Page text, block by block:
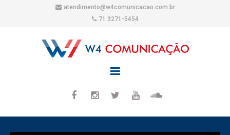
atendimento@w4comunicacao.com.br
71 3271-5454